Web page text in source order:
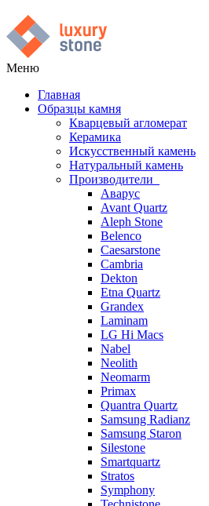
Меню
Главная
Образцы камня
Кварцевый агломерат
Керамика
Искусственный камень
Натуральный камень
Производители
Аварус
Avant Quartz
Aleph Stone
Belenco
Caesarstone
Cambria
Dekton
Etna Quartz
Grandex
Laminam
LG Hi Macs
Nabel
Neolith
Neomarm
Primax
Quantra Quartz
Samsung Radianz
Samsung Staron
Silestone
Smartquartz
Stratos
Symphony